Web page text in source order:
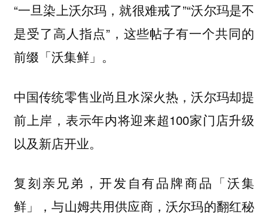
“一旦染上沃尔玛，就很难戒了”“沃尔玛是不
是受了高人指点”，这些帖子有一个共同的
前缀 「沃集鲜」。
中国传统零售业尚且水深火热，沃尔玛却提
前上岸，表示年内将迎来超100家门店升级
以及新店开业。
复刻亲兄弟，开发自有品牌商品「沃集
鲜」，与山姆共用供应商，沃尔玛的翻红秘